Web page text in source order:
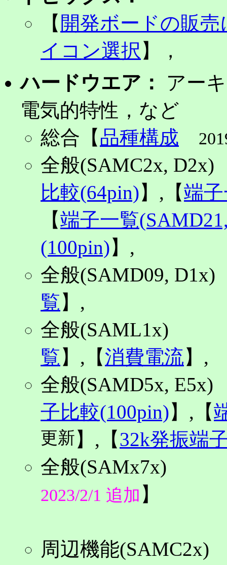
【 開発ボードの販
イコン選択 】，
ハードウエア：
アー
電気的特性，など
総合【 品種構成
全般(SAMC2x,
比較(64pin)】,【端
【端子一覧
(100pin)】,
全般(SAMD09,
覧 】,
全般
覧 】,【消費電流】,
全般(SAMD5x,
子比較(100pin)】,【
更新】,【32k発振端
全般
2023/2/1 追加 】
周辺機能